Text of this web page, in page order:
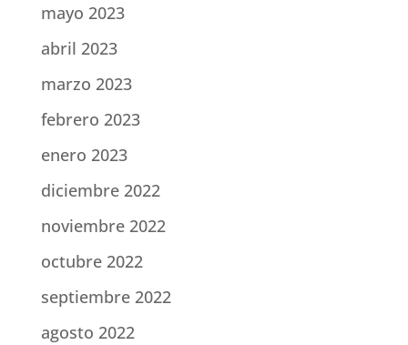
mayo 2023
abril 2023
marzo 2023
febrero 2023
enero 2023
diciembre 2022
noviembre 2022
octubre 2022
septiembre 2022
agosto 2022